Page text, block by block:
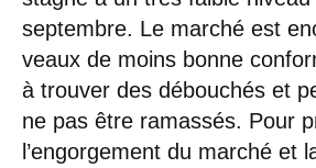
septembre. Le marché est
veaux de moins bonne
à trouver des débouchés et
ne pas être ramassés. Pour
l’engorgement du marché et